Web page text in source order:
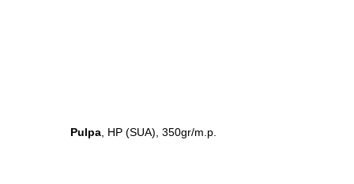
Pulpa, HP (SUA), 350gr/m.p.